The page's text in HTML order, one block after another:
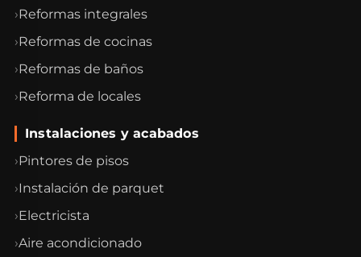
Reformas integrales
Reformas de cocinas
Reformas de baños
Reforma de locales
Instalaciones y acabados
Pintores de pisos
Instalación de parquet
Electricista
Aire acondicionado